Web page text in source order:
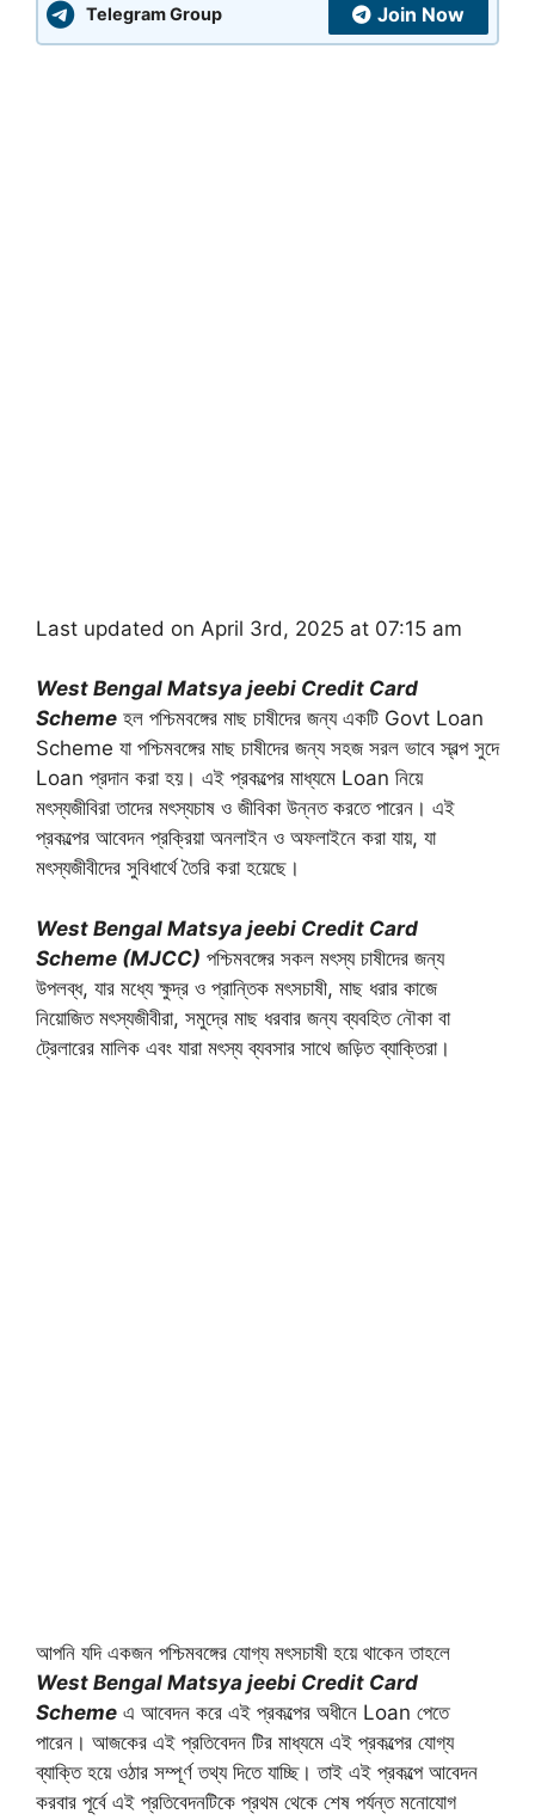
Telegram Group Join Now
Last updated on April 3rd, 2025 at 07:15 am
West Bengal Matsya jeebi Credit Card
Scheme হল পশ্চিমবঙ্গের মাছ চাষীদের জন্য একটি Govt Loan
Scheme যা পশ্চিমবঙ্গের মাছ চাষীদের জন্য সহজ সরল ভাবে স্বল্প সুদে
Loan প্রদান করা হয়। এই প্রকল্পের মাধ্যমে Loan নিয়ে
মৎস্যজীবিরা তাদের মৎস্যচাষ ও জীবিকা উন্নত করতে পারেন। এই
প্রকল্পের আবেদন প্রক্রিয়া অনলাইন ও অফলাইনে করা যায়, যা
মৎস্যজীবীদের সুবিধার্থে তৈরি করা হয়েছে।
West Bengal Matsya jeebi Credit Card
Scheme (MJCC) পশ্চিমবঙ্গের সকল মৎস্য চাষীদের জন্য
উপলব্ধ, যার মধ্যে ক্ষুদ্র ও প্রান্তিক মৎসচাষী, মাছ ধরার কাজে
নিয়োজিত মৎস্যজীবীরা, সমুদ্রে মাছ ধরবার জন্য ব্যবহিত নৌকা বা
ট্রেলারের মালিক এবং যারা মৎস্য ব্যবসার সাথে জড়িত ব্যাক্তিরা।
আপনি যদি একজন পশ্চিমবঙ্গের যোগ্য মৎসচাষী হয়ে থাকেন তাহলে
West Bengal Matsya jeebi Credit Card
Scheme এ আবেদন করে এই প্রকল্পের অধীনে Loan পেতে
পারেন। আজকের এই প্রতিবেদন টির মাধ্যমে এই প্রকল্পের যোগ্য
ব্যাক্তি হয়ে ওঠার সম্পূর্ণ তথ্য দিতে যাচ্ছি। তাই এই প্রকল্পে আবেদন
করবার পূর্বে এই প্রতিবেদনটিকে প্রথম থেকে শেষ পর্যন্ত মনোযোগ